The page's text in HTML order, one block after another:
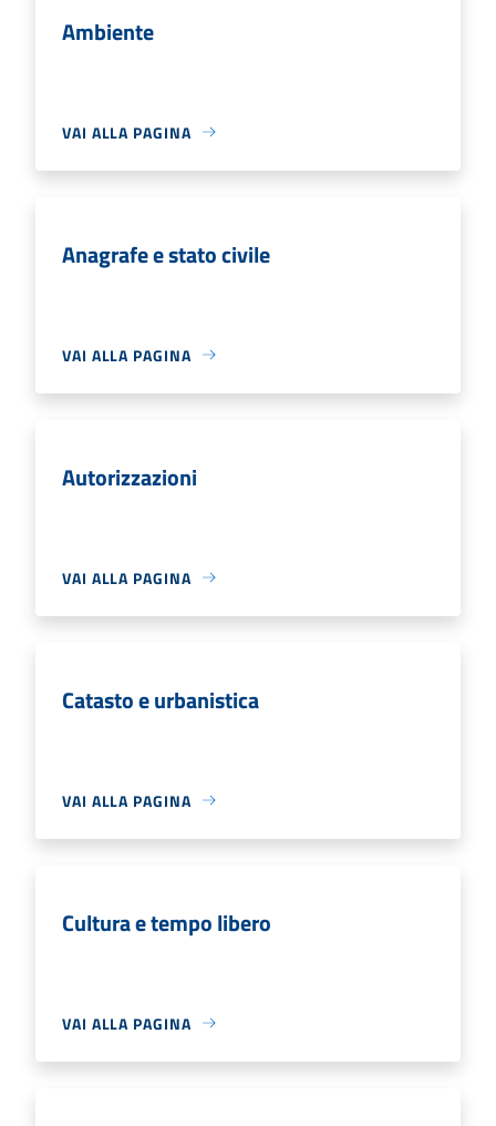
Ambiente
VAI ALLA PAGINA
Anagrafe e stato civile
VAI ALLA PAGINA
Autorizzazioni
VAI ALLA PAGINA
Catasto e urbanistica
VAI ALLA PAGINA
Cultura e tempo libero
VAI ALLA PAGINA